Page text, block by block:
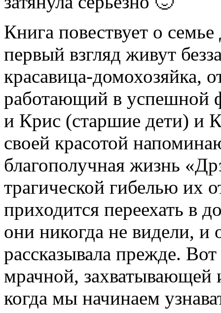
Книга повествует о
первый взгляд живут
красавица-домохозяйка,
работающий в успешной
и Крис (старшие дети) и
своей красотой
благополучная жизнь
трагической гибелью их
приходится переехать в
они никогда не видели, и
рассказывала прежде.
мрачной, захватывающей
когда мы начинаем